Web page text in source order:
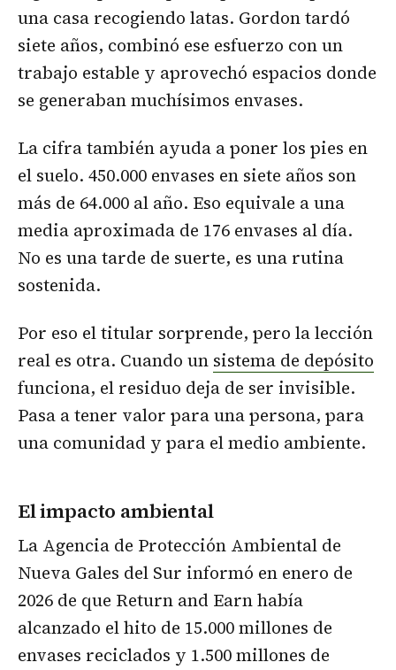
una casa recogiendo latas. Gordon tardó
siete años, combinó ese esfuerzo con un
trabajo estable y aprovechó espacios donde
se generaban muchísimos envases.
La cifra también ayuda a poner los pies en
el suelo. 450.000 envases en siete años son
más de 64.000 al año. Eso equivale a una
media aproximada de 176 envases al día.
No es una tarde de suerte, es una rutina
sostenida.
Por eso el titular sorprende, pero la lección
real es otra. Cuando un sistema de depósito
funciona, el residuo deja de ser invisible.
Pasa a tener valor para una persona, para
una comunidad y para el medio ambiente.
El impacto ambiental
La Agencia de Protección Ambiental de
Nueva Gales del Sur informó en enero de
2026 de que Return and Earn había
alcanzado el hito de 15.000 millones de
envases reciclados y 1.500 millones de